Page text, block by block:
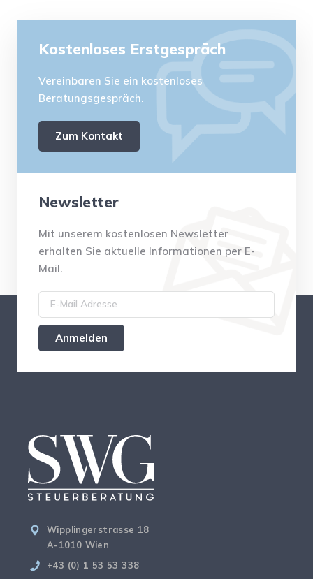
Kostenloses Erstgespräch
Vereinbaren Sie ein kostenloses
Beratungsgespräch.
Zum Kontakt
Newsletter
Mit unserem kostenlosen Newsletter
erhalten Sie aktuelle Informationen per E-
Mail.
Wipplingerstrasse 18
A-1010 Wien
+43 (0) 1 53 53 338